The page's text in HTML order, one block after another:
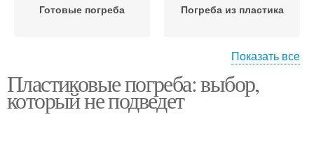
Готовые погреба Погреба из пластика
Погреба для хранения
Влажность в
пластиковом погребе
Показать все
Пластиковые погреба: выбор,
который не подведет